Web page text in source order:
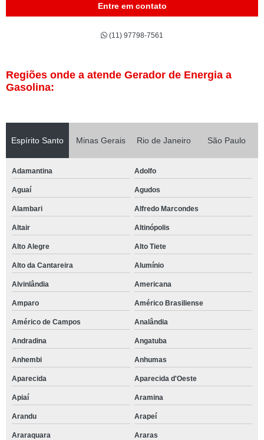
Entre em contato
(11) 97798-7561
Regiões onde a atende Gerador de Energia a
Gasolina:
Espírito Santo Minas Gerais Rio de Janeiro São Paulo
Adamantina Adolfo
Aguaí Agudos
Alambari Alfredo Marcondes
Altair Altinópolis
Alto Alegre Alto Tiete
Alto da Cantareira Alumínio
Alvinlândia Americana
Amparo Américo Brasiliense
Américo de Campos Analândia
Andradina Angatuba
Anhembi Anhumas
Aparecida Aparecida d'Oeste
Apiaí Aramina
Arandu Arapeí
Araraquara Araras